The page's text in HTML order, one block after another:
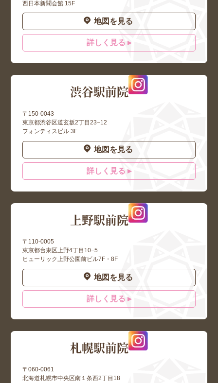
西日本新聞会館 15F
地図を見る
詳しく見る ▸
渋谷駅前院
〒150-0043
東京都渋谷区道玄坂2丁目23−12
フォンティスビル 3F
地図を見る
詳しく見る ▸
上野駅前院
〒110-0005
東京都台東区上野4丁目10−5
ヒューリック上野公園前ビル7F・8F
地図を見る
詳しく見る ▸
札幌駅前院
〒060-0061
北海道札幌市中央区南１条西2丁目18